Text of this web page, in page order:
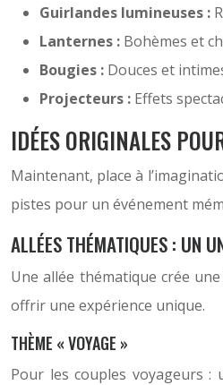
Guirlandes lumineuses :
Lanternes : Bohèmes et
Bougies : Douces et
Projecteurs : Effets
IDÉES ORIGINALES
Maintenant, place à
pistes pour un événement
ALLÉES THÉMATIQUES : UN
Une allée thématique crée
offrir une expérience unique.
THÈME « VOYAGE »
Pour les couples voyageurs :